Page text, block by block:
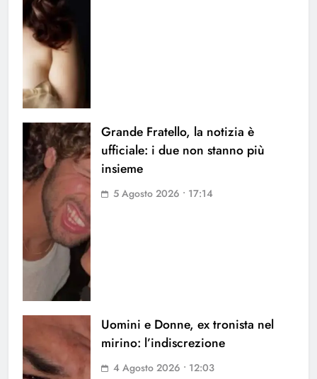
Grande Fratello, la notizia è
ufficiale: i due non stanno più
insieme
5 Agosto 2026 • 17:14
Uomini e Donne, ex tronista nel
mirino: l’indiscrezione
4 Agosto 2026 • 12:03